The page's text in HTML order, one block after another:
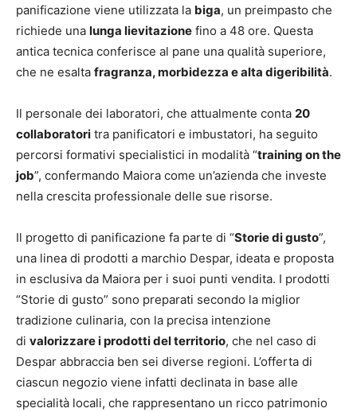
panificazione viene utilizzata la biga, un preimpasto che
richiede una lunga lievitazione fino a 48 ore. Questa
antica tecnica conferisce al pane una qualità superiore,
che ne esalta fragranza, morbidezza e alta digeribilità.
Il personale dei laboratori, che attualmente conta 20
collaboratori tra panificatori e imbustatori, ha seguito
percorsi formativi specialistici in modalità “training on the
job”, confermando Maiora come un’azienda che investe
nella crescita professionale delle sue risorse.
Il progetto di panificazione fa parte di “Storie di gusto”,
una linea di prodotti a marchio Despar, ideata e proposta
in esclusiva da Maiora per i suoi punti vendita. I prodotti
“Storie di gusto” sono preparati secondo la miglior
tradizione culinaria, con la precisa intenzione
di valorizzare i prodotti del territorio, che nel caso di
Despar abbraccia ben sei diverse regioni. L’offerta di
ciascun negozio viene infatti declinata in base alle
specialità locali, che rappresentano un ricco patrimonio